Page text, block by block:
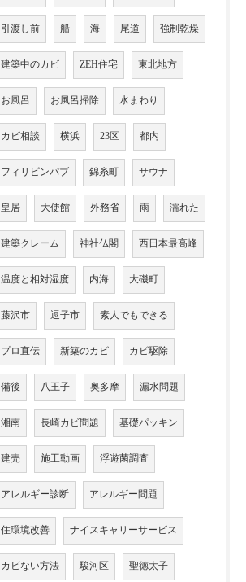
引渡し前 船 海 尾道 強制乾燥
建築中のカビ ZEH住宅 東北地方
お風呂 お風呂掃除 水まわり
カビ相談 横浜 23区 都内
フィリピンパブ 錦糸町 サウナ
皇居 大使館 外務省 雨 濡れた
建築クレーム 神社仏閣 西日本最高峰
温度と相対湿度 内海 大磯町
藤沢市 逗子市 素人でもできる
プロ直伝 新築のカビ カビ駆除
備後 八王子 奥多摩 漏水問題
湘南 長崎カビ問題 基礎パッキン
建売 施工動画 浮遊菌調査
アレルギー診断 アレルギー問題
住環境改善 ナイスキャリーサービス
カビない方法 駿河区 聖徳太子